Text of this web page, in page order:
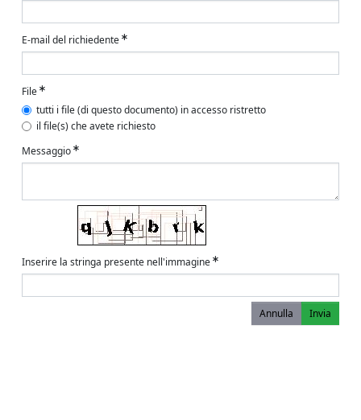
E-mail del richiedente
File
tutti i file (di questo documento) in accesso ristretto
il file(s) che avete richiesto
Messaggio
Inserire la stringa presente nell'immagine
Annulla Invia